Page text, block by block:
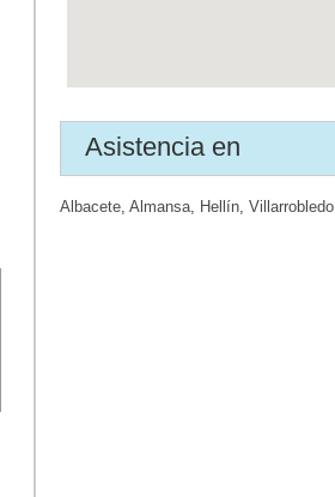
Asistencia en
Albacete, Almansa, Hellín, Villarrobledo